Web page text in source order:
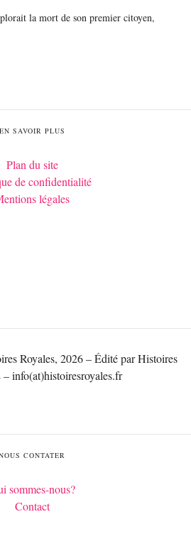
la mort de son premier citoyen,
EN SAVOIR PLUS
Plan du site
de confidentialité
légales
Royales, 2026 – Édité par Histoires
info(at)histoiresroyales.fr
CONTATER
sommes-nous?
Contact